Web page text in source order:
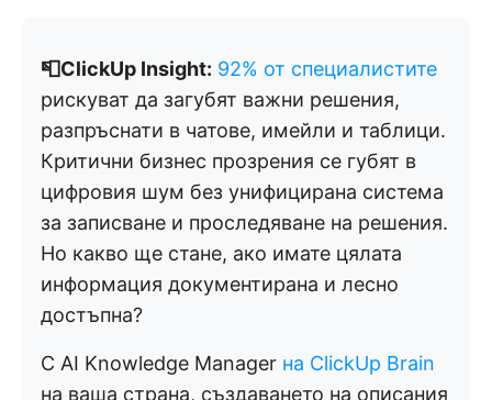
📮ClickUp Insight: 92% от специалистите
рискуват да загубят важни решения,
разпръснати в чатове, имейли и таблици.
Критични бизнес прозрения се губят в
цифровия шум без унифицирана система
за записване и проследяване на решения.
Но какво ще стане, ако имате цялата
информация документирана и лесно
достъпна?
С AI Knowledge Manager на ClickUp Brain
на ваша страна, създаването на описания